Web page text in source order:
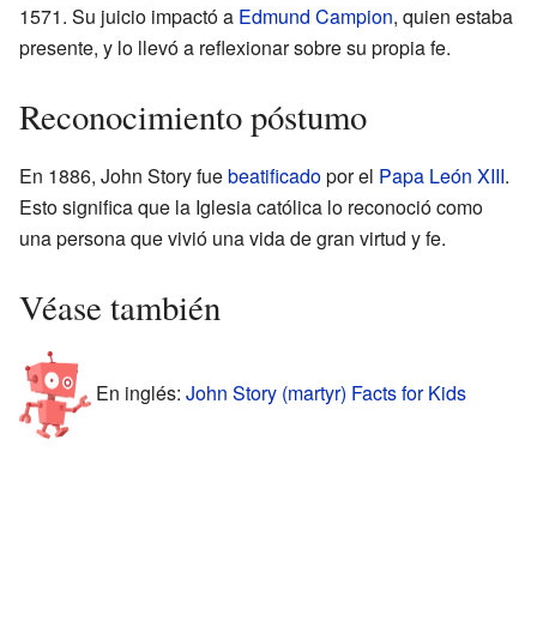
1571. Su juicio impactó a Edmund Campion, quien estaba
presente, y lo llevó a reflexionar sobre su propia fe.
Reconocimiento póstumo
En 1886, John Story fuebeatificadopor el Papa León XIII.
Esto significa que la Iglesia católica lo reconoció como
una persona que vivió una vida de gran virtud y fe.
Véase también
En inglés: John Story (martyr) Facts for Kids